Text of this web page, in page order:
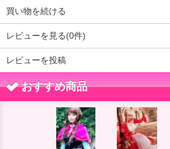
買い物を続ける
レビューを見る(0件)
レビューを投稿
おすすめ商品